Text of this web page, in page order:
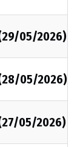
05/2026)
05/2026)
05/2026)